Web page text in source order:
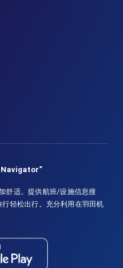
Navigator"
舒适。提供航班/设施信息搜
轻松出行。充分利用在羽田机